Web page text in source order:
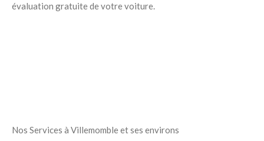
évaluation gratuite de votre voiture.
Nos Services à Villemomble et ses environs